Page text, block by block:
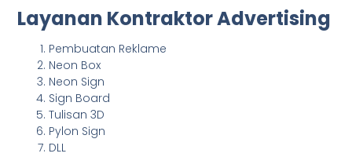
Layanan Kontraktor Advertising
Pembuatan Reklame
Neon Box
Neon Sign
Sign Board
Tulisan 3D
Pylon Sign
DLL